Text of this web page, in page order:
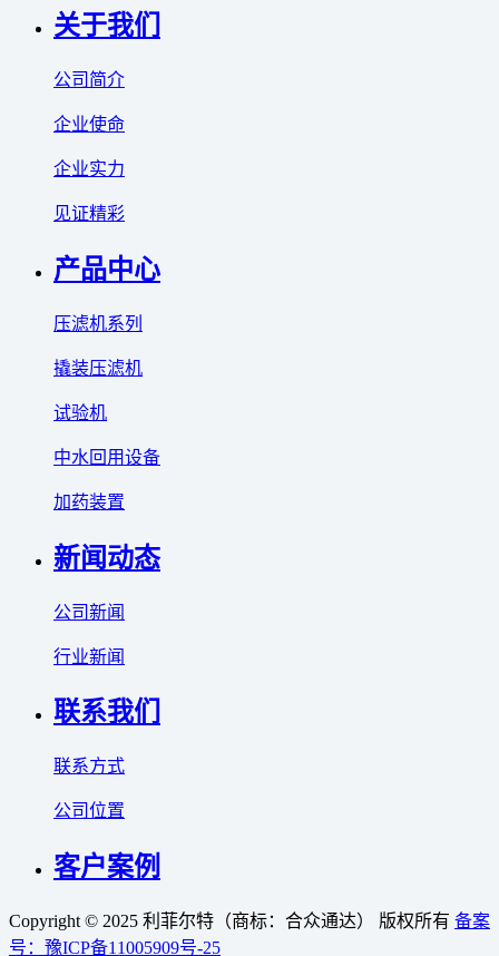
关于我们
公司简介
企业使命
企业实力
见证精彩
产品中心
压滤机系列
撬装压滤机
试验机
中水回用设备
加药装置
新闻动态
公司新闻
行业新闻
联系我们
联系方式
公司位置
客户案例
Copyright © 2025 利菲尔特（商标：合众通达） 版权所有 备案
号：豫ICP备11005909号-25